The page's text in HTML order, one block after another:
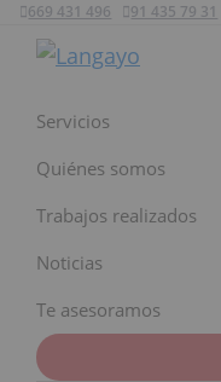
principal
principal
página
669 431 496 91 435 79 31
Servicios
Quiénes somos
Trabajos realizados
Noticias
Te asesoramos